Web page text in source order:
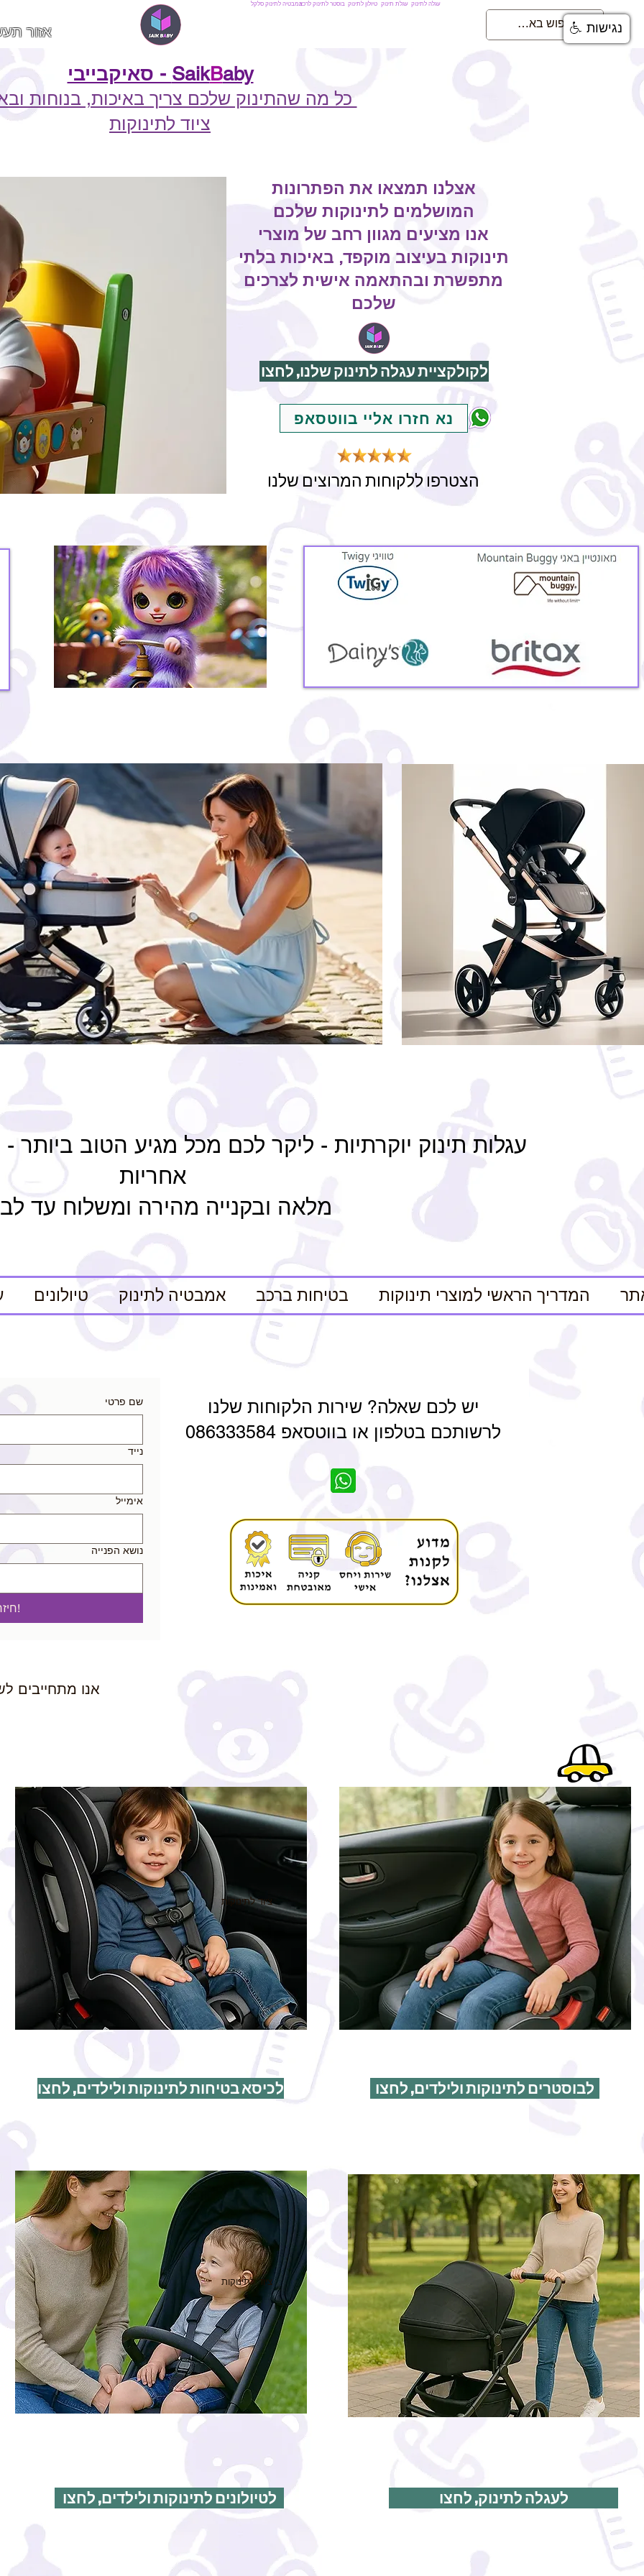
עגלה לתינוק עגלת תינוק טיולון לתינוק בוסטר לתינוק לרכבאמבטיה לתינוק סלקל
אזור
SaikBaby - סאיקבייבי
כל מה שהתינוק שלכם צריך באיכות, בנוחות
ציוד לתינוקות
אצלנו תמצאו את הפתרונות
המושלמים לתינוקות שלכם
אנו מציעים מגוון רחב של מוצרי
תינוקות בעיצוב מוקפד, באיכות בלתי
מתפשרת ובהתאמה אישית לצרכים
שלכם
לקולקציית עגלה לתינוק שלנו, לחצו
נא חזרו אליי בווטסאפ
הצטרפו ללקוחות המרוצים שלנו
עגלות תינוק יוקרתיות - ליקר לכם מכל מגיע הטוב
אחריות
מלאה ובקנייה מהירה ומשלוח עד
המדריך הראשי למוצרי תינוקות בטיחות ברכב אמבטיה לתינוק טיולונים
יש לכם שאלה? שירות הלקוחות שלנו
לרשותכם בטלפון או בווטסאפ 086333584
שם פרטי
נייד
אימייל
נושא הפנייה
אנו מתחייבים
ציוד לתינוקות
לבוסטרים לתינוקות ולילדים, לחצו לכיסא בטיחות לתינוקות ולילדים, לחצו
ציוד לתינוקות
לעגלה לתינוק, לחצו לטיולונים לתינוקות ולילדים, לחצו
נגישות